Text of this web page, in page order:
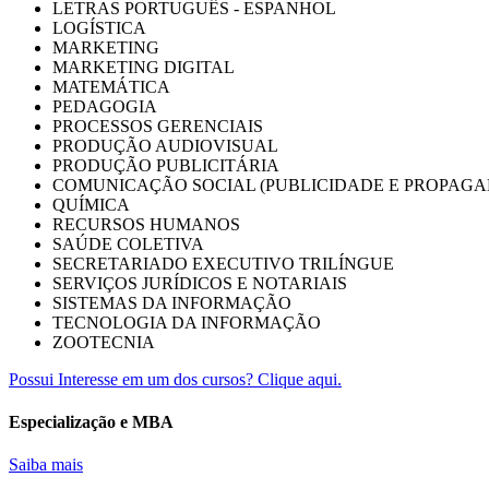
LETRAS PORTUGUÊS - ESPANHOL
LOGÍSTICA
MARKETING
MARKETING DIGITAL
MATEMÁTICA
PEDAGOGIA
PROCESSOS GERENCIAIS
PRODUÇÃO AUDIOVISUAL
PRODUÇÃO PUBLICITÁRIA
COMUNICAÇÃO SOCIAL (PUBLICIDADE E
QUÍMICA
RECURSOS HUMANOS
SAÚDE COLETIVA
SECRETARIADO EXECUTIVO TRILÍNGUE
SERVIÇOS JURÍDICOS E NOTARIAIS
SISTEMAS DA INFORMAÇÃO
TECNOLOGIA DA INFORMAÇÃO
ZOOTECNIA
Possui Interesse em um dos cursos? Clique aqui.
Especialização e MBA
Saiba mais